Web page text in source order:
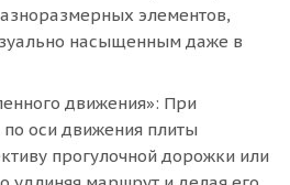
элементов,
насыщенным даже в
движения»: При
оси движения плиты
прогулочной дорожки или